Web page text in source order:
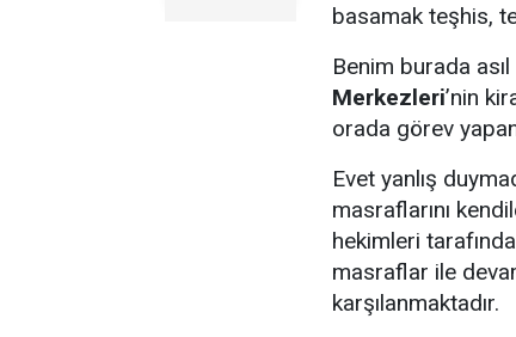
basamak teşhis,
Benim burada
Merkezleri’nin
orada görev
Evet yanlış
masraflarını
hekimleri
masraflar ile
karşılanmaktadır.